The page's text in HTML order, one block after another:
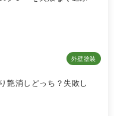
外壁塗装
艶消しどっち？失敗し